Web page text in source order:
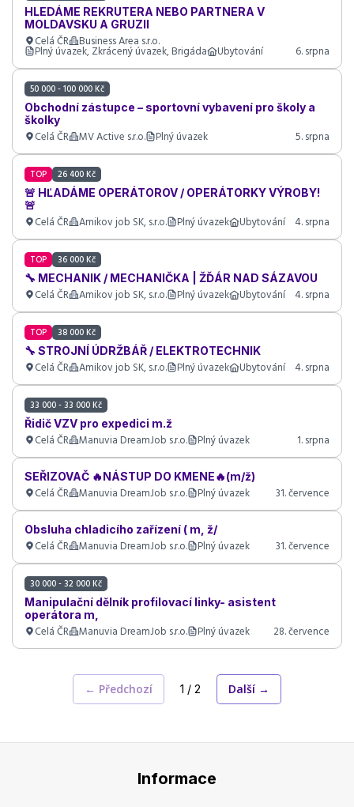
HLEDÁME REKRUTERA NEBO PARTNERA V
MOLDAVSKU A GRUZII
Celá ČR Business Area s.r.o.
Plný úvazek, Zkrácený úvazek, Brigáda Ubytování 6. srpna
50 000 - 100 000 Kč
Obchodní zástupce – sportovní vybavení pro školy a
školky
Celá ČR MV Active s.r.o. Plný úvazek 5. srpna
TOP 26 400 Kč
🚨 HĽADÁME OPERÁTOROV / OPERÁTORKY VÝROBY!
🚨
Celá ČR Amikov job SK, s.r.o. Plný úvazek Ubytování 4. srpna
TOP 36 000 Kč
🔧 MECHANIK / MECHANIČKA | ŽĎÁR NAD SÁZAVOU
Celá ČR Amikov job SK, s.r.o. Plný úvazek Ubytování 4. srpna
TOP 38 000 Kč
🔧 STROJNÍ ÚDRŽBÁŘ / ELEKTROTECHNIK
Celá ČR Amikov job SK, s.r.o. Plný úvazek Ubytování 4. srpna
33 000 - 33 000 Kč
Řidič VZV pro expedici m.ž
Celá ČR Manuvia DreamJob s.r.o. Plný úvazek 1. srpna
SEŘIZOVAČ 🔥NÁSTUP DO KMENE🔥(m/ž)
Celá ČR Manuvia DreamJob s.r.o. Plný úvazek 31. července
Obsluha chladicího zařízení ( m, ž/
Celá ČR Manuvia DreamJob s.r.o. Plný úvazek 31. července
30 000 - 32 000 Kč
Manipulační dělník profilovací linky- asistent
operátora m,
Celá ČR Manuvia DreamJob s.r.o. Plný úvazek 28. července
← Předchozí 1 / 2 Další →
Informace